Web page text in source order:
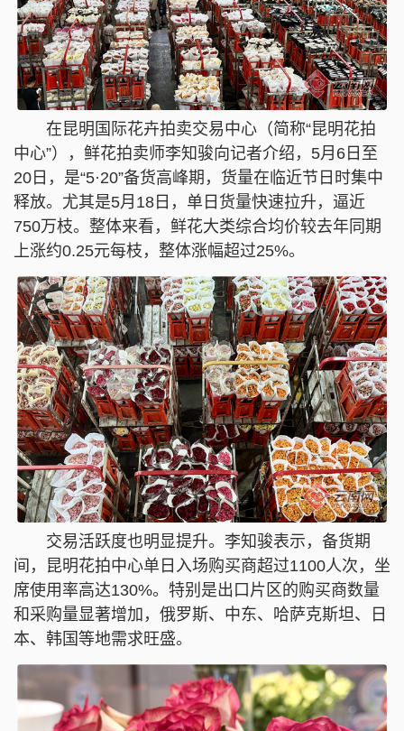
在昆明国际花卉拍卖交易中心（简称“昆明花拍
中心”），鲜花拍卖师李知骏向记者介绍，5月6日至
20日，是“5·20”备货高峰期，货量在临近节日时集中
释放。尤其是5月18日，单日货量快速拉升，逼近
750万枝。整体来看，鲜花大类综合均价较去年同期
上涨约0.25元每枝，整体涨幅超过25%。
交易活跃度也明显提升。李知骏表示，备货期
间，昆明花拍中心单日入场购买商超过1100人次，坐
席使用率高达130%。特别是出口片区的购买商数量
和采购量显著增加，俄罗斯、中东、哈萨克斯坦、日
本、韩国等地需求旺盛。